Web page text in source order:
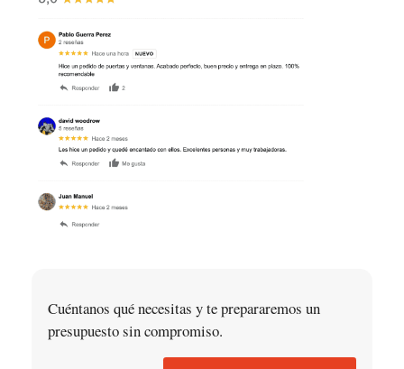
Cuéntanos qué necesitas y te prepararemos un
presupuesto sin compromiso.